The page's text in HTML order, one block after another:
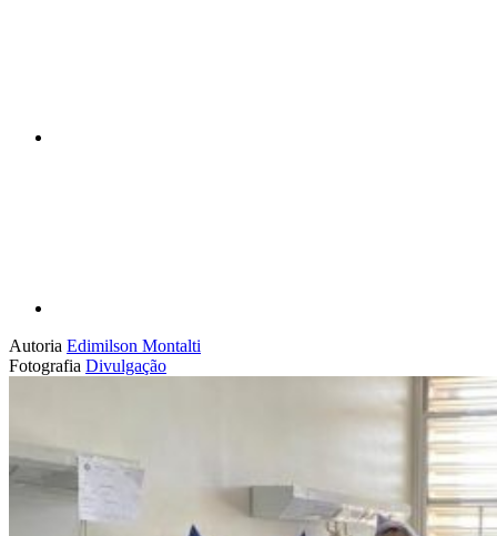
Autoria Edimilson Montalti
Fotografia Divulgação